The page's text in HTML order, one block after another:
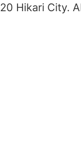
Hikari City.